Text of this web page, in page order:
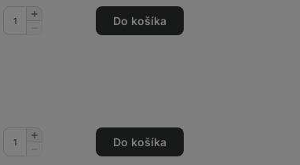
Pridať
Do košíka
Pridať
Do košíka